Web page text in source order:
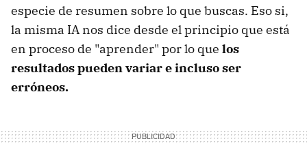
especie de resumen sobre lo que buscas. Eso si,
la misma IA nos dice desde el principio que está
en proceso de "aprender" por lo que los
resultados pueden variar e incluso ser
erróneos.